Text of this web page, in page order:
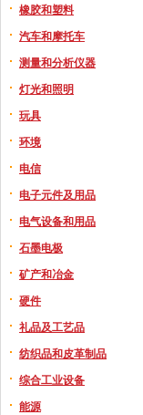
橡胶和塑料
汽车和摩托车
测量和分析仪器
灯光和照明
玩具
环境
电信
电子元件及用品
电气设备和用品
石墨电极
矿产和冶金
硬件
礼品及工艺品
纺织品和皮革制品
综合工业设备
能源